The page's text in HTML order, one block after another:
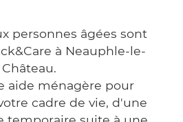
personnes âgées sont
à Neauphle-le-
Château.
aide ménagère pour
cadre de vie, d'une